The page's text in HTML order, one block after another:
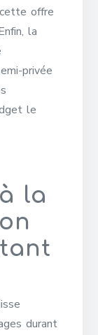
offre
la
privée
le
la
durant